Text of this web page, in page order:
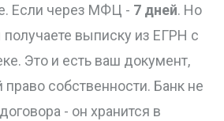
Если через МФЦ - 7 дней. Но
выписку из ЕГРН с
Это и есть ваш документ,
собственности. Банк не
- он хранится в